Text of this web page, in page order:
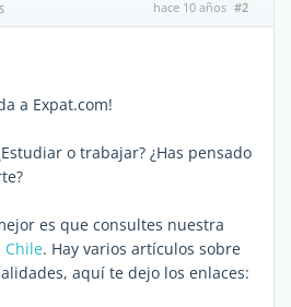
hace 10 años #2
a Expat.com!
o trabajar? ¿Has pensado
es que consultes nuestra
Chile. Hay varios artículos sobre
aquí te dejo los enlaces: